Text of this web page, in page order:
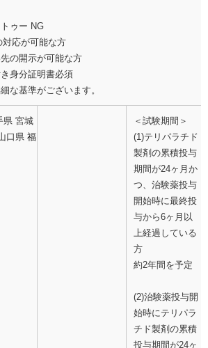
ゥー NG
対応が可能な方
先の開示が可能な方
き身分証明書必須
な基準がございます。
県 宮城
口県 福
＜試験期間＞
(1)テリパラチド
製剤の累積投与
期間が24ヶ月か
つ、治験薬投与
開始時に最終投
与から6ヶ月以
上経過している
方
約2年間を予定
(2)治験薬投与開
始時にテリパラ
チド製剤の累積
投与期間が24ヶ